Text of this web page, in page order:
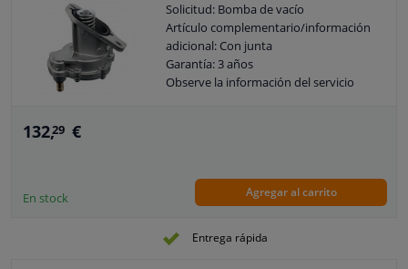
Solicitud: Bomba de vacío
Artículo complementario/información
adicional: Con junta
Garantía: 3 años
Observe la información del servicio
132,29 €
En stock Agregar al carrito
Entrega rápida